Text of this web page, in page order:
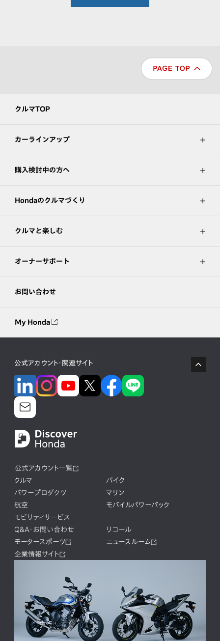
クルマTOP
カーラインアップ
購入検討中の方へ
Hondaのクルマづくり
クルマと楽しむ
オーナーサポート
お問い合わせ
My Honda
公式アカウント・関連サイト
公式アカウント一覧
クルマ
バイク
パワープロダクツ
マリン
航空
モバイルパワーパック
モビリティサービス
Q&A・お問い合わせ
リコール
モータースポーツ
ニュースルーム
企業情報サイト